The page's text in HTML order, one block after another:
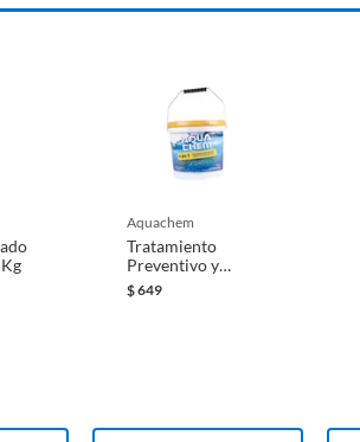
aquachem
Tratamiento
Preventivo y
Correctivo para
Albercas 4 en 1 de
$649